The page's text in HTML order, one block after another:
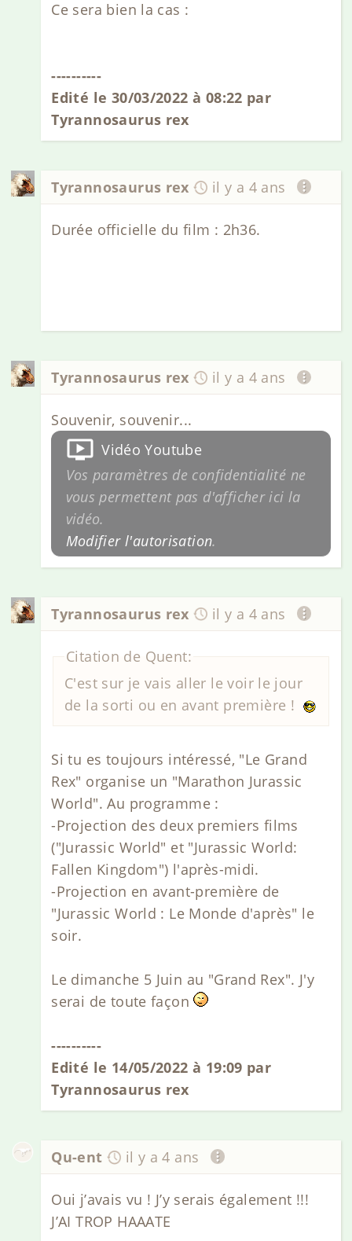
Ce sera bien la cas :
----------
Edité le 30/03/2022 à 08:22 par
Tyrannosaurus rex
Tyrannosaurus rex il y a 4 ans
Durée officielle du film : 2h36.
Tyrannosaurus rex il y a 4 ans
Souvenir, souvenir...
Vidéo Youtube
Vos paramètres de confidentialité ne
vous permettent pas d'afficher ici la
vidéo.
Modifier l'autorisation.
Tyrannosaurus rex il y a 4 ans
Citation de Quent:
C'est sur je vais aller le voir le jour
de la sorti ou en avant première !
Si tu es toujours intéressé, "Le Grand
Rex" organise un "Marathon Jurassic
World". Au programme :
-Projection des deux premiers films
("Jurassic World" et "Jurassic World:
Fallen Kingdom") l'après-midi.
-Projection en avant-première de
"Jurassic World : Le Monde d'après" le
soir.
Le dimanche 5 Juin au "Grand Rex". J'y
serai de toute façon
----------
Edité le 14/05/2022 à 19:09 par
Tyrannosaurus rex
Qu-ent il y a 4 ans
Oui j’avais vu ! J’y serais également !!!
J’AI TROP HAAATE